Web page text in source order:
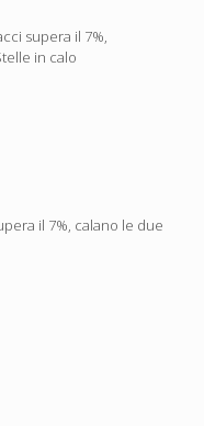
supera il 7%,
in calo
il 7%, calano le due